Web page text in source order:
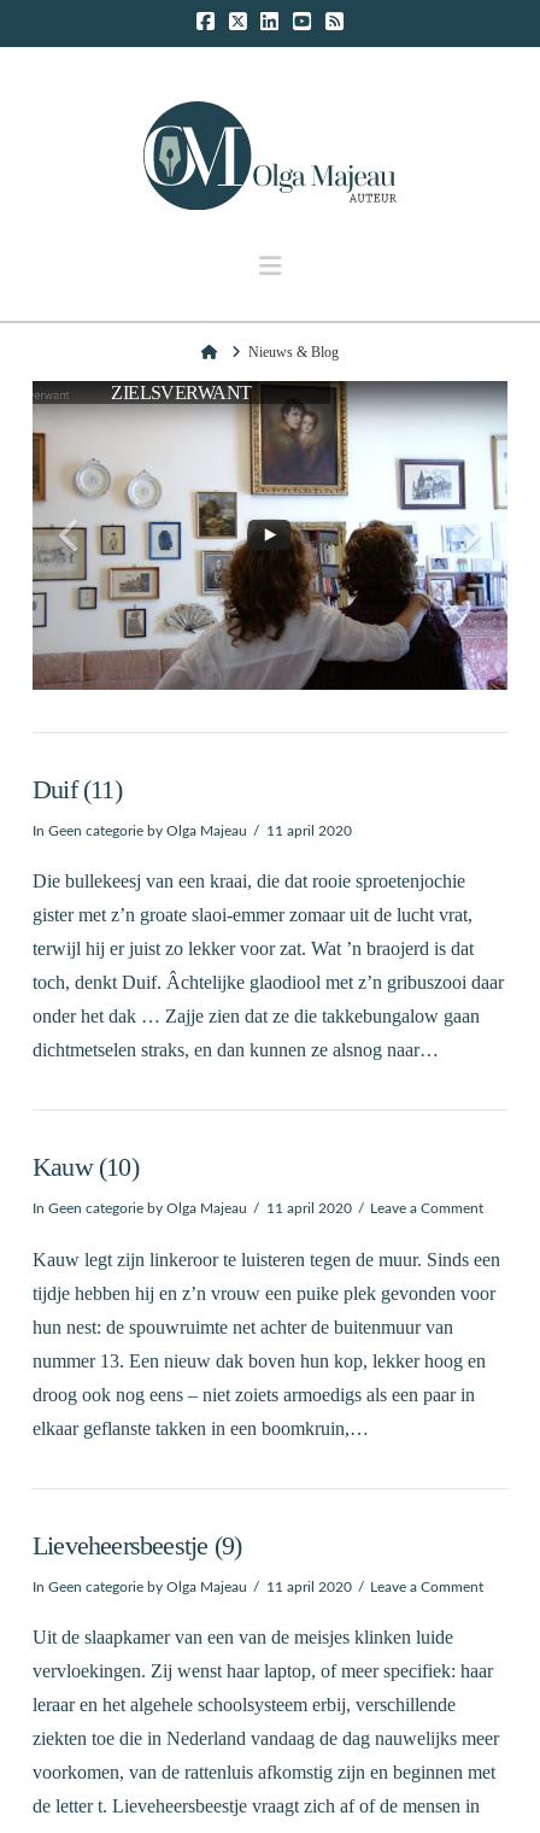
Navigation
HomeNieuws & Blog
ZIELSVERWANT
Duif (11)
In Geen categorieby Olga Majeau 11 april 2020
Die bullekeesj van een kraai, die dat rooie sproetenjochie
gister met z’n groate slaoi-emmer zomaar uit de lucht vrat,
terwijl hij er juist zo lekker voor zat. Wat ’n braojerd is dat
toch, denkt Duif. Âchtelijke glaodiool met z’n gribuszooi daar
onder het dak … Zajje zien dat ze die takkebungalow gaan
dichtmetselen straks, en dan kunnen ze alsnog naar…
Kauw (10)
In Geen categorieby Olga Majeau 11 april 2020 Leave a Comment
Kauw legt zijn linkeroor te luisteren tegen de muur. Sinds een
tijdje hebben hij en z’n vrouw een puike plek gevonden voor
hun nest: de spouwruimte net achter de buitenmuur van
nummer 13. Een nieuw dak boven hun kop, lekker hoog en
droog ook nog eens – niet zoiets armoedigs als een paar in
elkaar geflanste takken in een boomkruin,…
Lieveheersbeestje (9)
In Geen categorieby Olga Majeau 11 april 2020 Leave a Comment
Uit de slaapkamer van een van de meisjes klinken luide
vervloekingen. Zij wenst haar laptop, of meer specifiek: haar
leraar en het algehele schoolsysteem erbij, verschillende
ziekten toe die in Nederland vandaag de dag nauwelijks meer
voorkomen, van de rattenluis afkomstig zijn en beginnen met
de letter t. Lieveheersbeestje vraagt zich af of de mensen in